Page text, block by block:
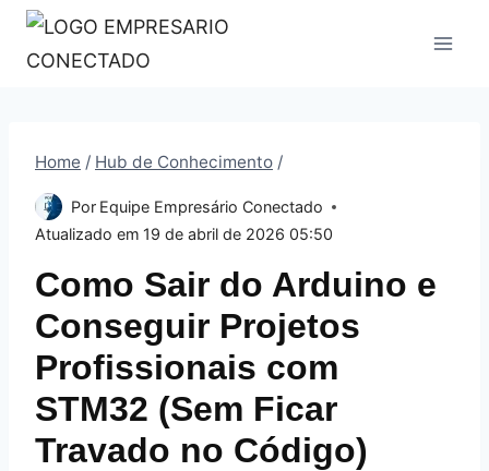
Pular
para
Home / Hub de Conhecimento /
Por Equipe Empresário Conectado
Atualizado em 19 de abril de 2026 05:50
Como Sair do Arduino e
Conseguir Projetos
Profissionais com
STM32 (Sem Ficar
Travado no Código)